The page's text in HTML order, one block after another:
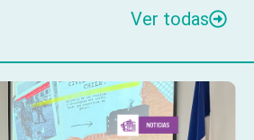
Ver todas